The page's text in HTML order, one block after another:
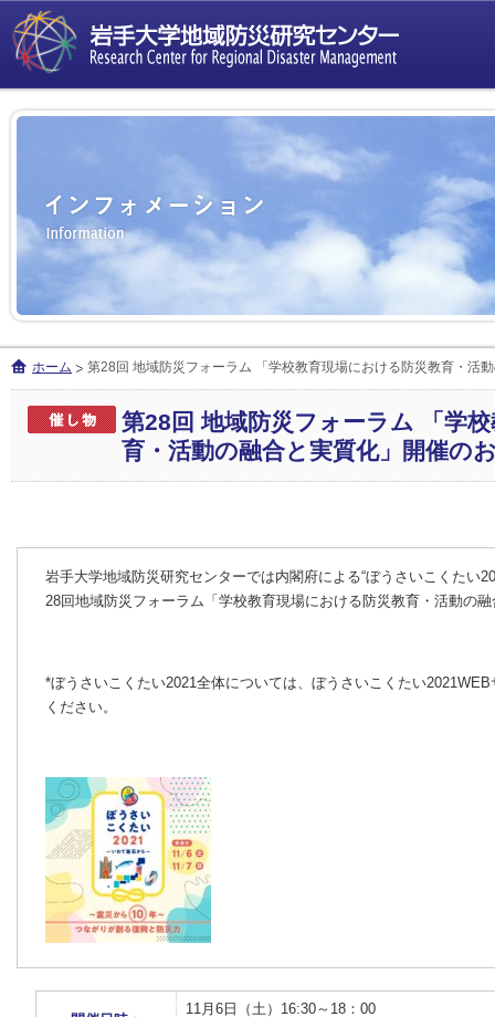
ホーム 第28回 地域防災フォーラム 「学校教育現場における防災教育・活
第28回 地域防災フォーラム 「学
育・活動の融合と実質化」開催の
岩⼿⼤学地域防災研究センターでは内閣府による“ぼうさいこくたい
28回地域防災フォーラム「学校教育現場における防災教育・活動の
*ぼうさいこくたい2021全体については、ぼうさいこくたい2021WEB
ください。
11月6日（土）16:30～18：00